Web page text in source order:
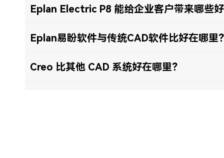
Eplan Electric P8 能给企业客户带来哪些
Eplan易盼软件与传统CAD软件比好在哪里
Creo 比其他 CAD 系统好在哪里？